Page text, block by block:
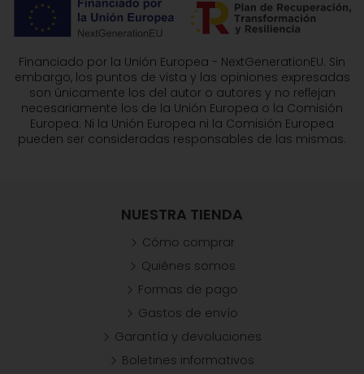
Financiado por la Unión Europea - NextGenerationEU. Sin
embargo, los puntos de vista y las opiniones expresadas
son únicamente los del autor o autores y no reflejan
necesariamente los de la Unión Europea o la Comisión
Europea. Ni la Unión Europea ni la Comisión Europea
pueden ser consideradas responsables de las mismas.
NUESTRA TIENDA
Cómo comprar
Quiénes somos
Formas de pago
Gastos de envío
Garantía y devoluciones
Boletines informativos